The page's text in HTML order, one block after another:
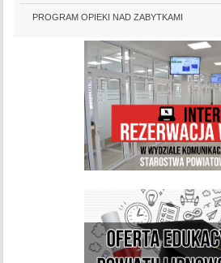
PROGRAM OPIEKI NAD ZABYTKAMI